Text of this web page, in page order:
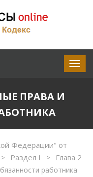
ПРАВА И
Федерации" от
> Раздел I > Глава 2
работника